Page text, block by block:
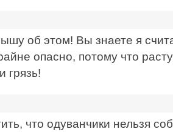
об этом! Вы знаете я
опасно, потому что
грязь!
что одуванчики нельзя